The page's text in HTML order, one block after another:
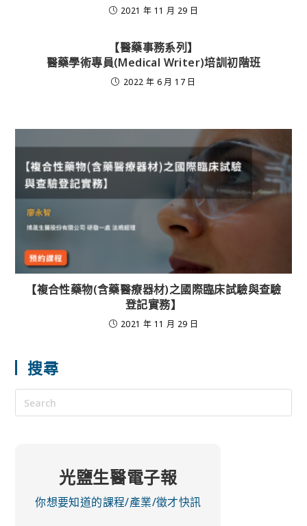
2021 年 11 月 29 日
【醫藥事務系列】
醫藥學術專員(Medical Writer)培訓初階班
2022 年 6 月 17 日
【複合性藥物(含藥醫療器材)之國際臨床試驗與查驗
登記實務】
2021 年 11 月 29 日
搜尋
光鹽生醫電子報
你想要知道的課程/產業/徵才快訊